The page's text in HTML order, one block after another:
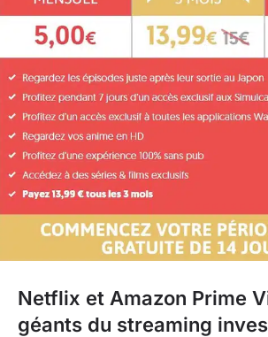
Netflix et Amazon Prime
géants du streaming